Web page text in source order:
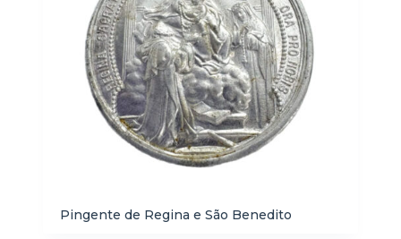
Pingente de Regina e São Benedito